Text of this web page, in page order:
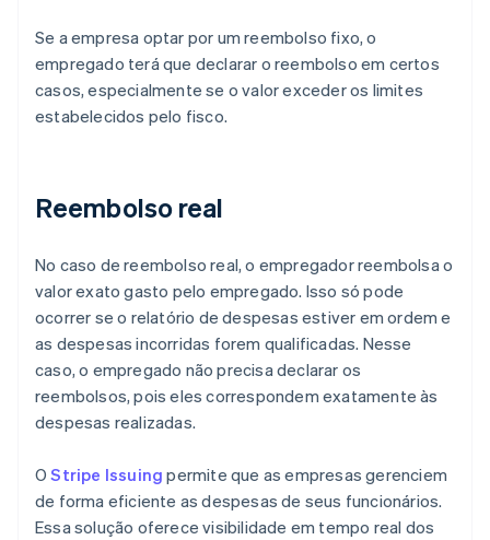
Se a empresa optar por um reembolso fixo, o
empregado terá que declarar o reembolso em certos
casos, especialmente se o valor exceder os limites
estabelecidos pelo fisco.
Reembolso real
No caso de reembolso real, o empregador reembolsa o
valor exato gasto pelo empregado. Isso só pode
ocorrer se o relatório de despesas estiver em ordem e
as despesas incorridas forem qualificadas. Nesse
caso, o empregado não precisa declarar os
reembolsos, pois eles correspondem exatamente às
despesas realizadas.
OStripe Issuing permite que as empresas gerenciem
de forma eficiente as despesas de seus funcionários.
Essa solução oferece visibilidade em tempo real dos